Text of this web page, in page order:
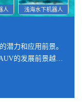
人 浅海水下机器人
潜力和应用前景。
的发展前景越来
（最深5000米）及
医生在手术过程中
在符合人体工程学
长时间的手术中也
构，实现与人类更
任务。‌‌
出法兰的尺寸和接
传感器。
和冲击，为达到要
工具中，采用碳纤
电动机等，其特点
机是指能够实现高
速度快、精度高、